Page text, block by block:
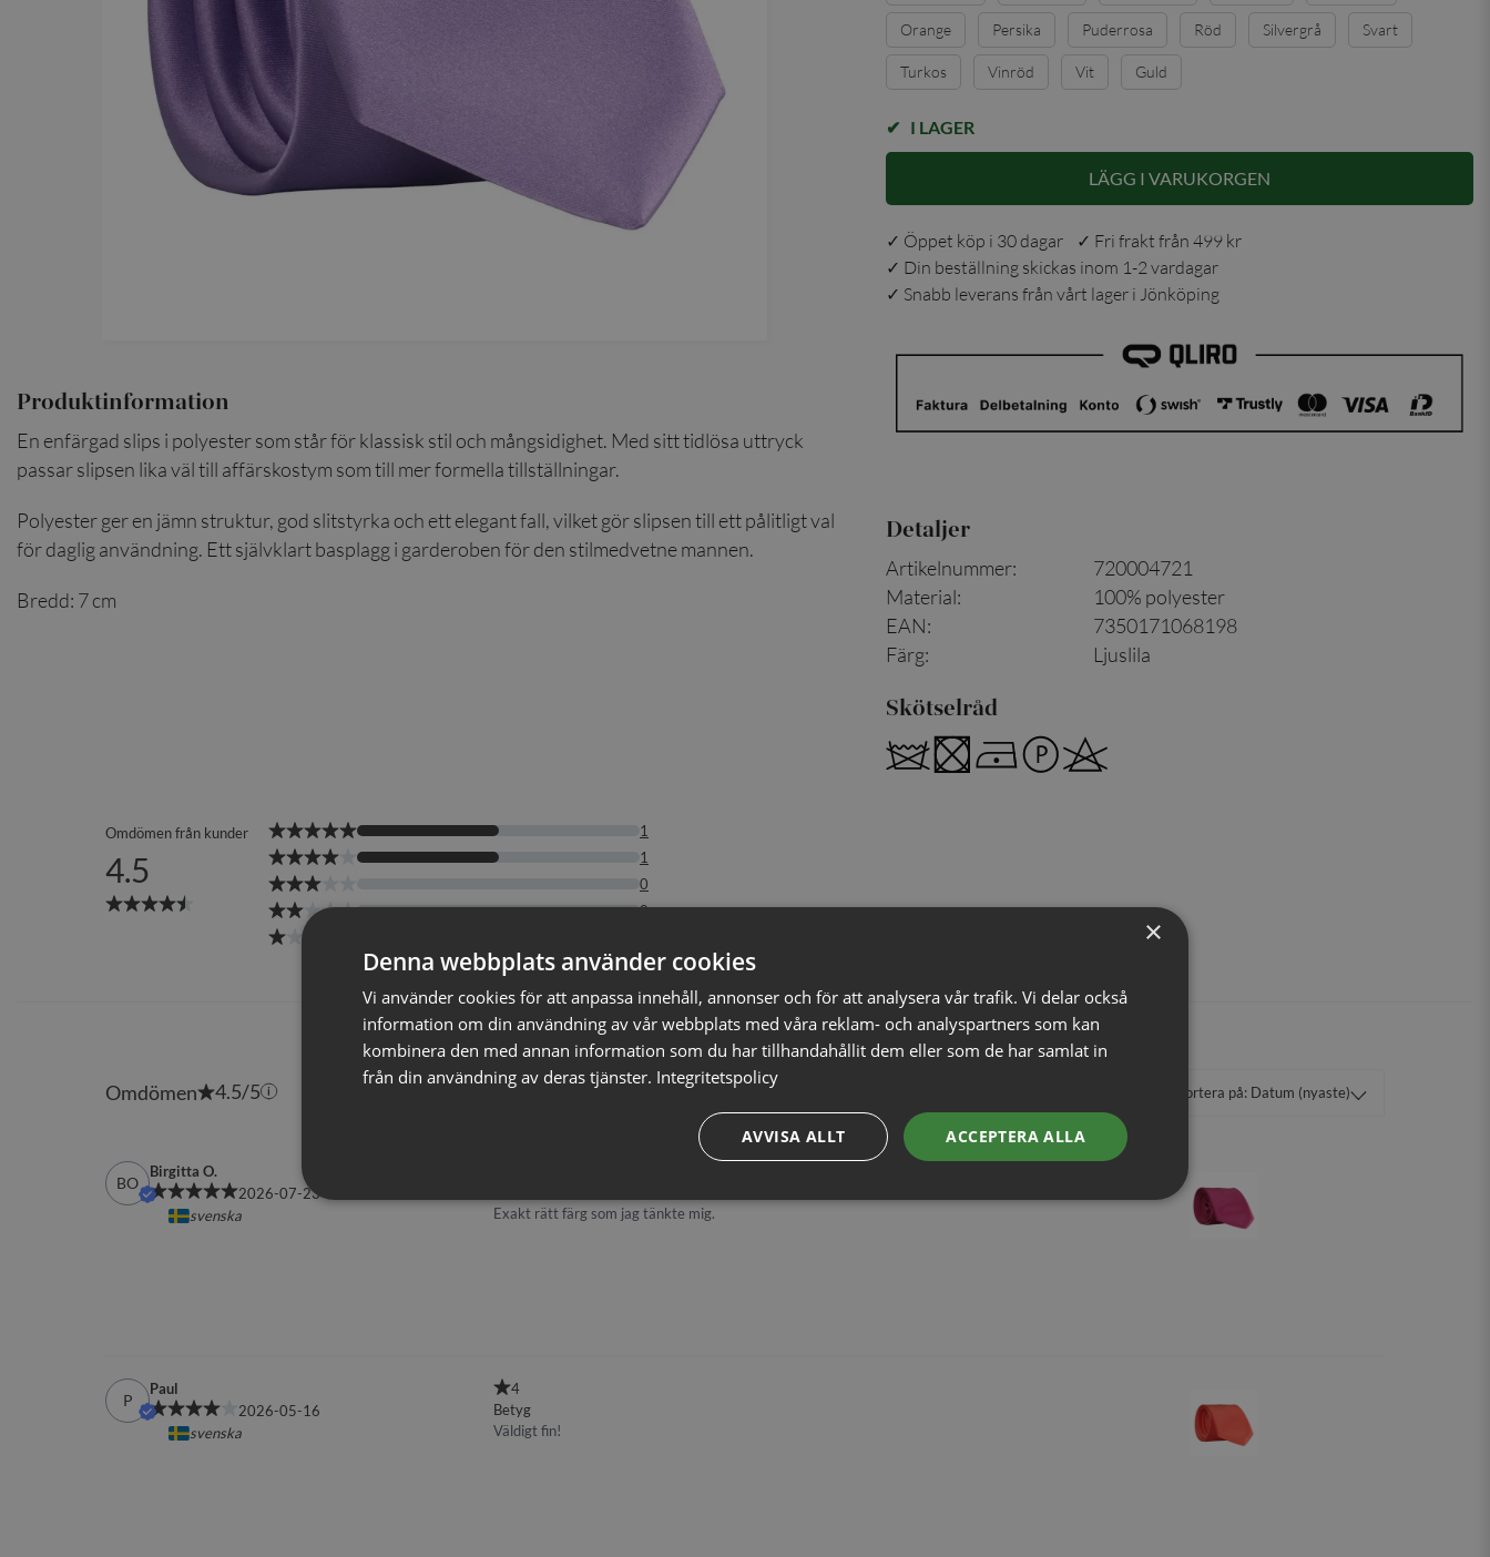
Produktinformation
En enfärgad slips i polyester som står för klassisk stil och mångsidighet. Med sitt tidlösa uttryck
passar slipsen lika väl till affärskostym som till mer formella tillställningar.
Polyester ger en jämn struktur, god slitstyrka och ett elegant fall, vilket gör slipsen till ett pålitligt val
för daglig användning. Ett självklart basplagg i garderoben för den stilmedvetne mannen.
Bredd: 7 cm
Orange Persika Puderrosa Röd Silvergrå Svart
Turkos Vinröd Vit Guld
I LAGER
LÄGG I VARUKORGEN
✓ Öppet köp i 30 dagar ✓ Fri frakt från 499 kr
✓ Din beställning skickas inom 1-2 vardagar
✓ Snabb leverans från vårt lager i Jönköping
Detaljer
Artikelnummer:
720004721
Material:
100% polyester
EAN:
7350171068198
Färg: Ljuslila
Skötselråd
×
Denna webbplats använder cookies
Vi använder cookies för att anpassa innehåll, annonser och för att analysera vår trafik. Vi delar också
information om din användning av vår webbplats med våra reklam- och analyspartners som kan
kombinera den med annan information som du har tillhandahållit dem eller som de har samlat in
från din användning av deras tjänster. Integritetspolicy
ACCEPTERA ALLA
AVVISA ALLT